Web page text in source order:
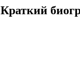
Краткий